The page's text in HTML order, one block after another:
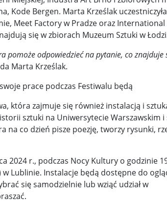
Kode Bergen. Marta Krześlak
Meet Factory w Pradze oraz International
się w zbiorach Muzeum Sztuki w
pomoże odpowiedzieć na pytanie, co znajduje
Marta Krześlak.
prace podczas Festiwalu będą
która zajmuje się również instalacją i
sztuki na Uniwersytecie Warszawskim i
na co dzień pisze poezję, tworzy rysunki,
2024 r., podczas Nocy Kultury o godzinie
Lublinie. Instalacje będą dostępne do
się samodzielnie lub wziąć udział w